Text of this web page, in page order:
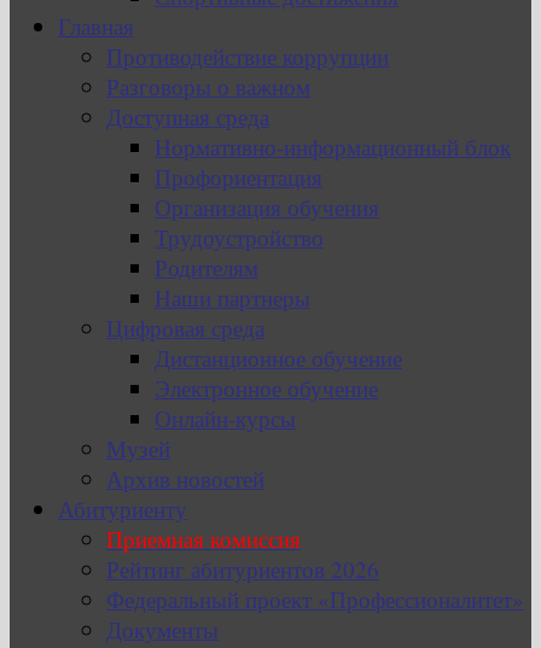
Главная
Противодействие коррупции
Разговоры о важном
Доступная среда
Нормативно-информационный блок
Профориентация
Организация обучения
Трудоустройство
Родителям
Наши партнеры
Цифровая среда
Дистанционное обучение
Электронное обучение
Онлайн-курсы
Музей
Архив новостей
Абитуриенту
Приемная комиссия
Рейтинг абитуриентов 2026
Федеральный проект «Профессионалитет»
Документы